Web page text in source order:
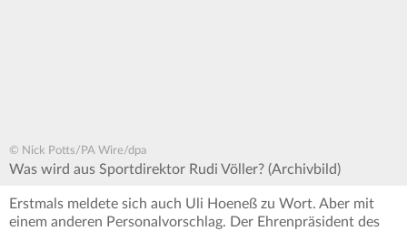
© Nick Potts/PA Wire/dpa
Was wird aus Sportdirektor Rudi Völler? (Archivbild)
Erstmals meldete sich auch Uli Hoeneß zu Wort. Aber mit
einem anderen Personalvorschlag. Der Ehrenpräsident des